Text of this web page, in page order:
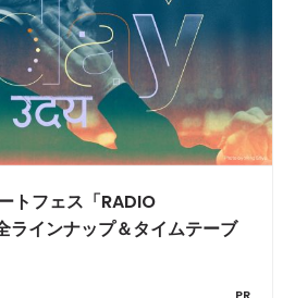
トフェス「RADIO
ラインナップ＆タイムテーブ